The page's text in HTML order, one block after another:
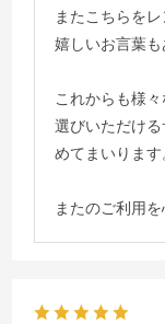
またこちらを
嬉しいお言葉も
これからも様
選びいただけ
めてまいります
またのご利用を